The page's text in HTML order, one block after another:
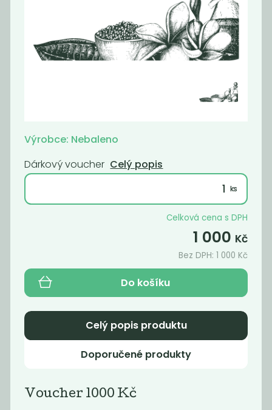
500
Voucher 1000
Kč
Voucher 1500
Kč
1 500
Výrobce: Nebaleno
Dárkový voucher Celý popis
Celková cena s DPH
1 000 Kč
Bez DPH:1 000 Kč
Do košíku
Celý popis produktu
Doporučené produkty
Voucher 1000 Kč